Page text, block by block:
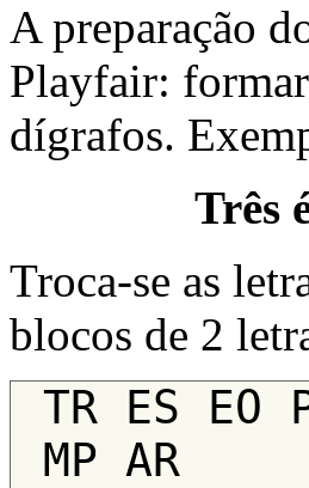
A preparação
Playfair:
dígrafos.
Três
Troca-se as
blocos de 2
TR ES EO
MP AR